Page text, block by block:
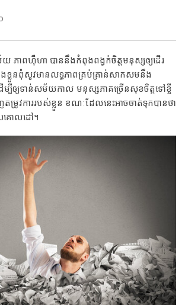
ល័យ ភាពហ៊ឺហា បាននឹងកំពុងពង្វក់ចិត្តមនុស្សឲ្យដើរ
លួនពុំសូវមានលទ្ធភាពគ្រប់គ្រាន់សាកសមនឹង
ម្បីឲ្យទាន់សម័យកាល មនុស្សភាគច្រើនសុខចិត្តទៅខ្ចី
រូវការរបស់ខ្លួន ខណៈដែលនេះអាចចាត់ទុកបានថា
សគោលដៅ។